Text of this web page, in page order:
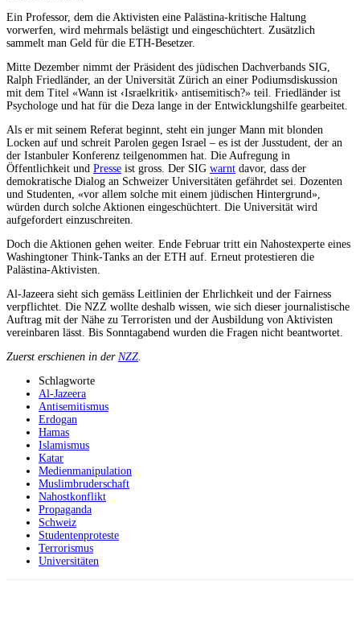
Ein Professor, dem die Aktivisten eine Palästina-kritische Haltung
vorwerfen, wird mehrmals belästigt und eingeschüchtert. Zusätzlich
sammelt man Geld für die ETH-Besetzer.
Mitte Dezember nimmt der Präsident des jüdischen Dachverbands SIG,
Ralph Friedländer, an der Universität Zürich an einer Podiumsdiskussion
mit dem Titel «Wann ist ‹Israelkritik› antisemitisch?» teil. Friedländer ist
Psychologe und hat für die Deza lange in der Entwicklungshilfe gearbeitet.
Als er mit seinem Referat beginnt, steht ein junger Mann mit blonden
Locken auf und schreit Parolen gegen Israel – es ist der Jusstudent, der an
der Istanbuler Konferenz teilgenommen hat. Die Aufregung in
Öffentlichkeit und Presse ist gross. Der SIG warnt davor, dass der
demokratische Dialog an Schweizer Universitäten gefährdet sei. Dozenten
und Studenten, «vor allem solche mit einem jüdischen Hintergrund»,
würden durch solche Aktionen eingeschüchtert. Die Universität wird
aufgefordert einzuschreiten.
Doch die Aktionen gehen weiter. Ende Februar tritt ein Nahostexperte eines
Washingtoner Think-Tanks an der ETH auf. Erneut protestieren die
Palästina-Aktivisten.
Al-Jazeera sieht sich gemäss Leitlinien der Ehrlichkeit und der Fairness
verpflichtet. Die NZZ wollte deshalb wissen, wie sich dieser journalistische
Auftrag mit der Nähe zu Terroristen und der Ausbildung von Aktivisten
vereinbaren lässt. Bis Sonntagabend wurden die Fragen nicht beantwortet.
Zuerst erschienen in der NZZ
Schlagworte
Al-Jazeera
Antisemitismus
Erdogan
Hamas
Islamismus
Katar
Medienmanipulation
Muslimbruderschaft
Nahostkonflikt
Propaganda
Schweiz
Studentenproteste
Terrorismus
Universitäten